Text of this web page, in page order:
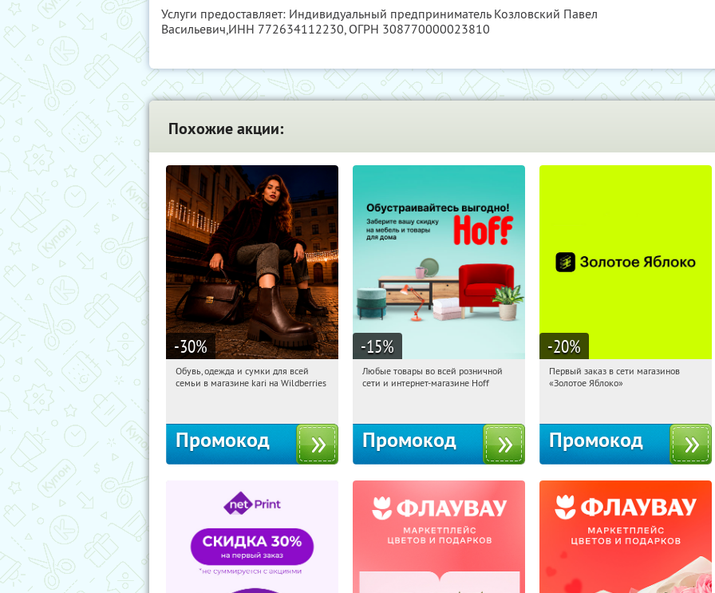
Услуги предоставляет: Индивидуальный предприниматель Козловский Павел
Васильевич,ИНН 772634112230, ОГРН 308770000023810
Похожие акции:
-30%
12:31:22 Получили:
Обувь, одежда и сумки для всей
семьи в магазине kari на Wildberries
Промокод
-15%
12:31:22 Получили:
Любые товары во всей розничной
сети и интернет-магазине Hoff
Промокод
-20%
12:31:22
Получи первым!
Первый заказ в сети магазинов
«Золотое Яблоко»
Промокод